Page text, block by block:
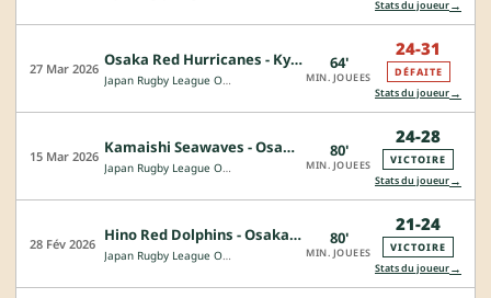
Stats du joueur→
27 Mar 2026 Osaka Red Hurricanes - Kyuden Voltex
Japan Rugby League One - Division 2
64'
MIN. JOUEES
24-31
DÉFAITE
Stats du joueur→
15 Mar 2026 Kamaishi Seawaves - Osaka Red Hurricanes
Japan Rugby League One - Division 2
80'
MIN. JOUEES
24-28
VICTOIRE
Stats du joueur→
28 Fév 2026 Hino Red Dolphins - Osaka Red Hurricanes
Japan Rugby League One - Division 2
80'
MIN. JOUEES
21-24
VICTOIRE
Stats du joueur→